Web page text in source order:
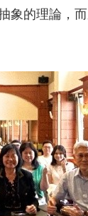
象的理論，